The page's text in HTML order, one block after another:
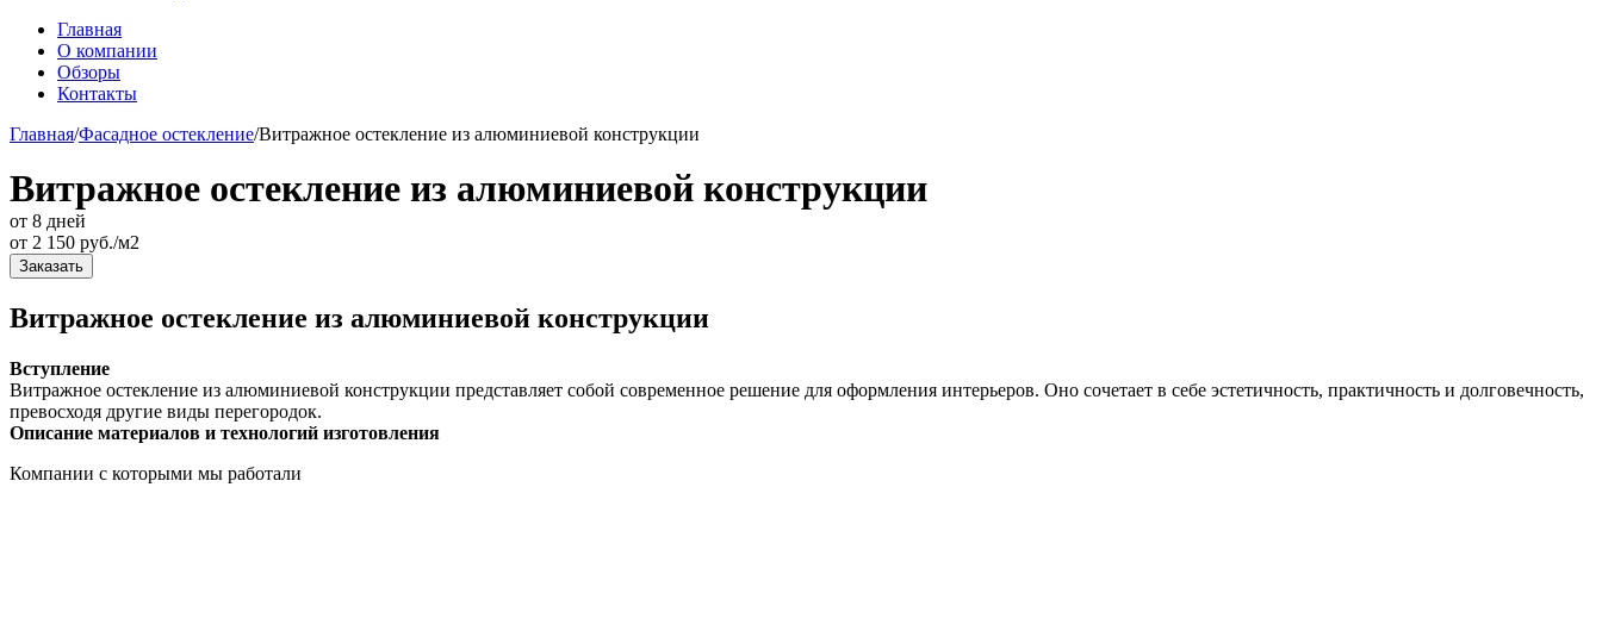
Главная
О компании
Обзоры
Контакты
Главная/Фасадное остекление/Витражное остекление из алюминиевой конструкции
Витражное остекление из алюминиевой конструкции
от 8 дней
от 2 150 руб./м2
Заказать
Витражное остекление из алюминиевой конструкции
Вступление
Витражное остекление из алюминиевой конструкции представляет собой современное решение для оформления интерьеров. Оно сочетает в себе эстетичность, практичность и долговечность,
превосходя другие виды перегородок.
Описание материалов и технологий изготовления
Компании с которыми мы работали